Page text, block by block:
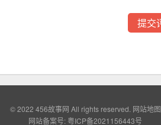
© 2022 456故事网 All rights reserved. 网站地图
网站备案号: 粤ICP备2021156443号